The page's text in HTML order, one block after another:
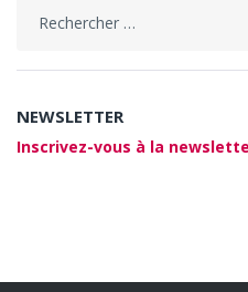
NEWSLETTER
Inscrivez-vous à la